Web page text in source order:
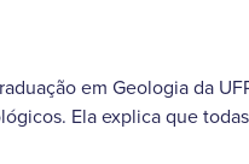
em Geologia da
Ela explica que